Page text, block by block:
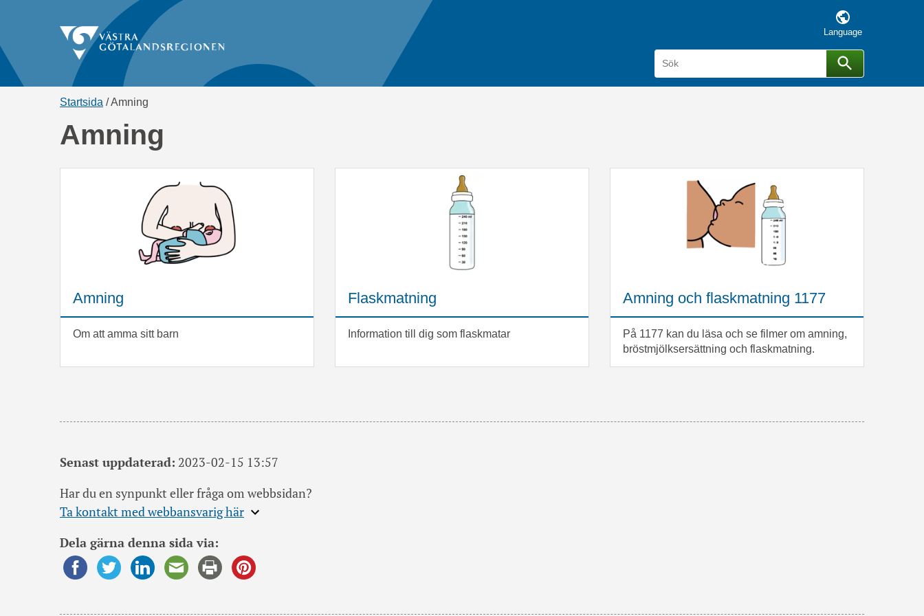
Language
Sök
Sök
Länkstig,
är
Startsida Amning
Amning
Amning
Om att amma sitt barn
Flaskmatning
Information till dig som flaskmatar
Amning och flaskmatning 1177
På 1177 kan du läsa och se filmer om amning,
bröstmjölksersättning och flaskmatning.
Senast uppdaterad: 2023-02-15 13:57
Har du en synpunkt eller fråga om webbsidan?
Expandera
om
Ta kontakt med webbansvarig här
Dela gärna denna sida via: